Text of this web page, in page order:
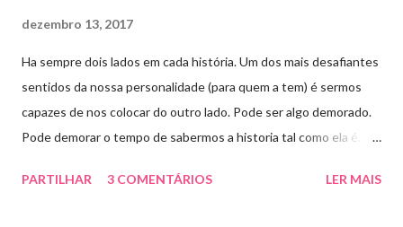
dezembro 13, 2017
Ha sempre dois lados em cada história. Um dos mais desafiantes
sentidos da nossa personalidade (para quem a tem) é sermos
capazes de nos colocar do outro lado. Pode ser algo demorado.
Pode demorar o tempo de sabermos a historia tal como ela é.
conclusoes.
PARTILHAR 3 COMENTÁRIOS LER MAIS